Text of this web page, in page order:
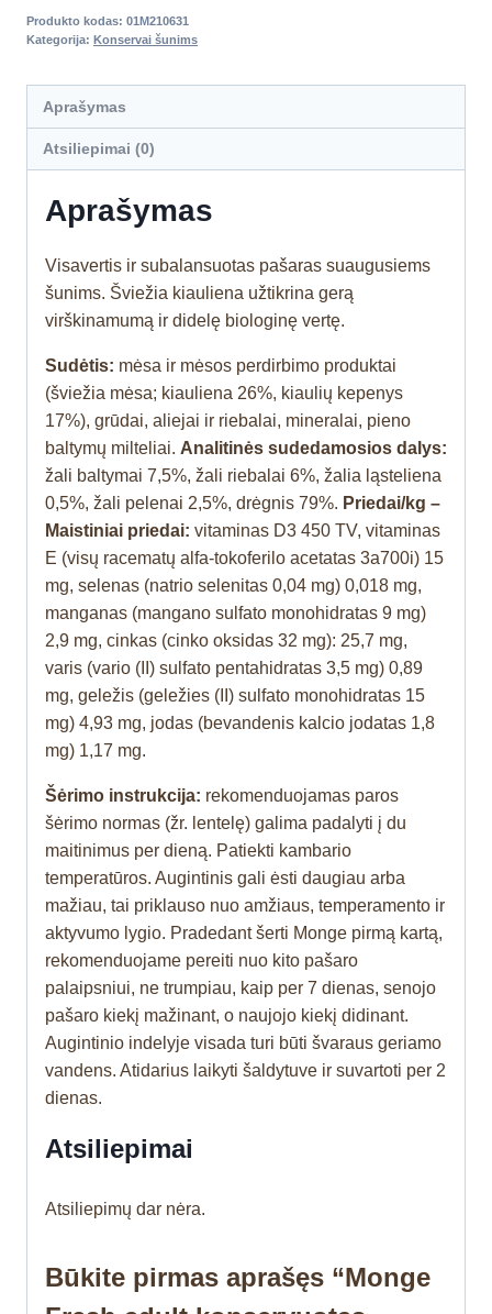
Produkto kodas: 01M210631
Kategorija: Konservai šunims
Aprašymas
Atsiliepimai (0)
Aprašymas
Visavertis ir subalansuotas pašaras suaugusiems
šunims. Šviežia kiauliena užtikrina gerą
virškinamumą ir didelę biologinę vertę.
Sudėtis: mėsa ir mėsos perdirbimo produktai
(šviežia mėsa; kiauliena 26%, kiaulių kepenys
17%), grūdai, aliejai ir riebalai, mineralai, pieno
baltymų milteliai. Analitinės sudedamosios dalys:
žali baltymai 7,5%, žali riebalai 6%, žalia ląsteliena
0,5%, žali pelenai 2,5%, drėgnis 79%. Priedai/kg –
Maistiniai priedai: vitaminas D3 450 TV, vitaminas
E (visų racematų alfa-tokoferilo acetatas 3a700i) 15
mg, selenas (natrio selenitas 0,04 mg) 0,018 mg,
manganas (mangano sulfato monohidratas 9 mg)
2,9 mg, cinkas (cinko oksidas 32 mg): 25,7 mg,
varis (vario (II) sulfato pentahidratas 3,5 mg) 0,89
mg, geležis (geležies (II) sulfato monohidratas 15
mg) 4,93 mg, jodas (bevandenis kalcio jodatas 1,8
mg) 1,17 mg.
Šėrimo instrukcija: rekomenduojamas paros
šėrimo normas (žr. lentelę) galima padalyti į du
maitinimus per dieną. Patiekti kambario
temperatūros. Augintinis gali ėsti daugiau arba
mažiau, tai priklauso nuo amžiaus, temperamento ir
aktyvumo lygio. Pradedant šerti Monge pirmą kartą,
rekomenduojame pereiti nuo kito pašaro
palaipsniui, ne trumpiau, kaip per 7 dienas, senojo
pašaro kiekį mažinant, o naujojo kiekį didinant.
Augintinio indelyje visada turi būti švaraus geriamo
vandens. Atidarius laikyti šaldytuve ir suvartoti per 2
dienas.
Atsiliepimai
Atsiliepimų dar nėra.
Būkite pirmas aprašęs “Monge